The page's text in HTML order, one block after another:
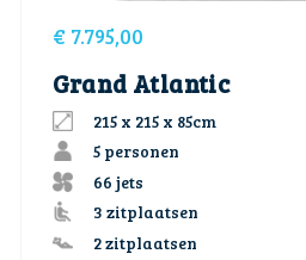
€ 7.795,00
Grand Atlantic
215 x 215 x 85cm
5 personen
66 jets
3 zitplaatsen
2 zitplaatsen